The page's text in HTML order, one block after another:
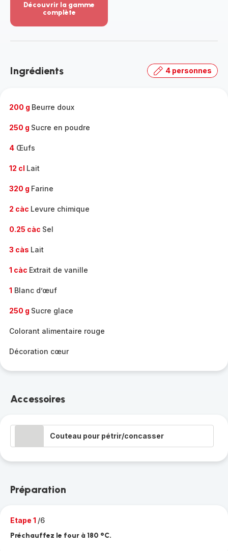
Découvrir la gamme
complète
-
gamme
Ingrédients 4 personnes
200 g Beurre doux
250 g Sucre en poudre
4 Œufs
12 cl Lait
320 g Farine
2 càc Levure chimique
0.25 càc Sel
3 càs Lait
1 càc Extrait de vanille
1 Blanc d’œuf
250 g Sucre glace
Colorant alimentaire rouge
Décoration cœur
Accessoires
Couteau pour pétrir/concasser
Préparation
Etape 1 /6
Préchauffez le four à 180 °C.